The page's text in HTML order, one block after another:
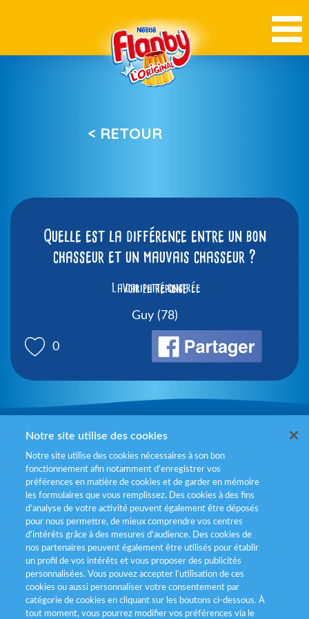
< RETOUR
Quelle est la différence entre un bon
chasseur et un mauvais chasseur ?
Voir la réponse
La galipette centrée
0
Guy (78)
Mentions légales
Politiques de gestion des cookies
Politique données personnelles
Services consommateurs
Déclaration d’accessibilité
Notre site utilise des cookies
Notre site utilise des cookies nécessaires à son bon
fonctionnement afin notamment d’enregistrer vos
préférences en matière de cookies et de garder en mémoire
les formulaires que vous remplissez. Des cookies à des fins
d’analyse de votre activité peuvent également être déposés
pour nous permettre, de mieux comprendre vos centres
d'intérêts grâce à des mesures d’audience. Des cookies de
nos partenaires peuvent également être utilisés pour établir
un profil de vos intérêts et vous proposer des publicités
personnalisées. Vous pouvez accepter l’utilisation de ces
cookies ou aussi personnaliser votre consentement par
catégorie de cookies en cliquant sur les boutons ci-dessous. À
tout moment, vous pourrez modifier vos préférences via le